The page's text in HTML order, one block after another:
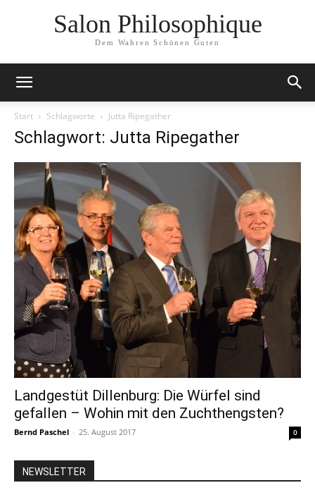
Salon Philosophique
Dem Wahren Schönen Guten
Start Schlagworte Jutta Ripegather
Schlagwort: Jutta Ripegather
Landgestüt Dillenburg: Die Würfel sind
gefallen – Wohin mit den Zuchthengsten?
Bernd Paschel - 25. August 2017 0
NEWSLETTER